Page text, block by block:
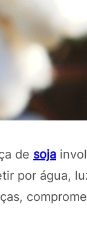
de soja
por água,